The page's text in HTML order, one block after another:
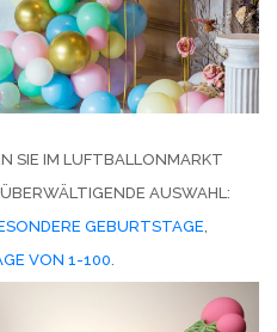
SIE IM LUFTBALLONMARKT
AUSWAHL:
GEBURTSTAGE
VON 1-100